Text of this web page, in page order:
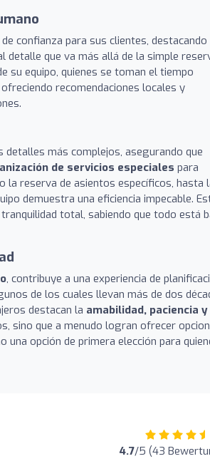
confianza para sus clientes, destacando
detalle que va más allá de la simple
su equipo, quienes se toman el tiempo
recomendaciones locales y
detalles más complejos, asegurando que
de servicios especiales para
la reserva de asientos específicos, hasta
demuestra una eficiencia impecable.
total, sabiendo que todo está
, contribuye a una experiencia de
de los cuales llevan más de dos
destacan la amabilidad, paciencia y
sino que a menudo logran ofrecer
opción de primera elección para
4.7/5 (43